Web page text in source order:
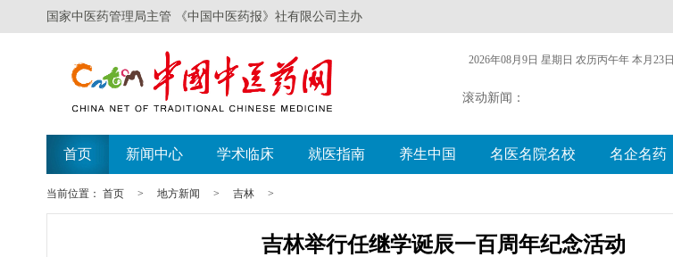
国家中医药管理局主管 《中国中医药报》社有限公司主办
2026年08月9日 星期日 农历丙午年 本月23日
滚动新闻：
首页 新闻中心 学术临床 就医指南 养生中国 名医名院名校 名企名药
当前位置： 首页 > 地方新闻 > 吉林 >
吉林举行任继学诞辰一百周年纪念活动